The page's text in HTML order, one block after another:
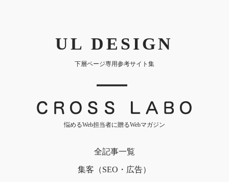
UL DESIGN
下層ページ専用参考サイト集
｜
悩めるWeb担当者に贈るWebマガジン
全記事一覧
集客（SEO・広告）